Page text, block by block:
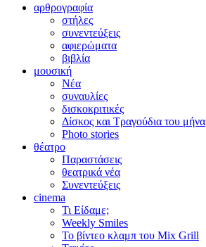
αρθρογραφία
στήλες
συνεντεύξεις
αφιερώματα
βιβλία
μουσική
Νέα
συναυλίες
δισκοκριτικές
Δίσκος και Τραγούδια του μήνα
Photo stories
θέατρο
Παραστάσεις
θεατρικά νέα
Συνεντεύξεις
cinema
Τι Είδαμε;
Weekly Smiles
Το βίντεο κλαμπ του Mix Grill